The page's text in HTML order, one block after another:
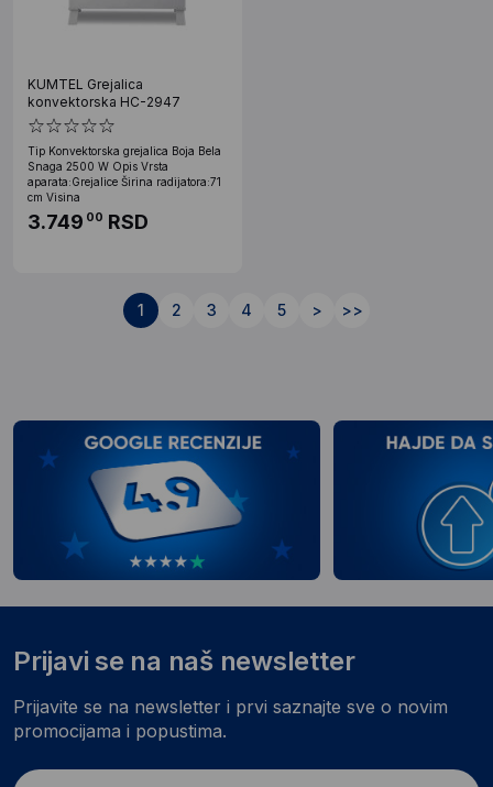
KUMTEL Grejalica
konvektorska HC-2947
Tip Konvektorska grejalica Boja Bela
Snaga 2500 W Opis Vrsta
aparata:Grejalice Širina radijatora:71
cm Visina
3.749 00 RSD
1 2 3 4 5 > >>
Prijavi se na naš newsletter
Prijavite se na newsletter i prvi saznajte sve o novim
promocijama i popustima.